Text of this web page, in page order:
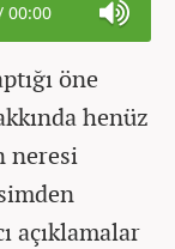
00:00
öne
henüz
neresi
açıklamalar